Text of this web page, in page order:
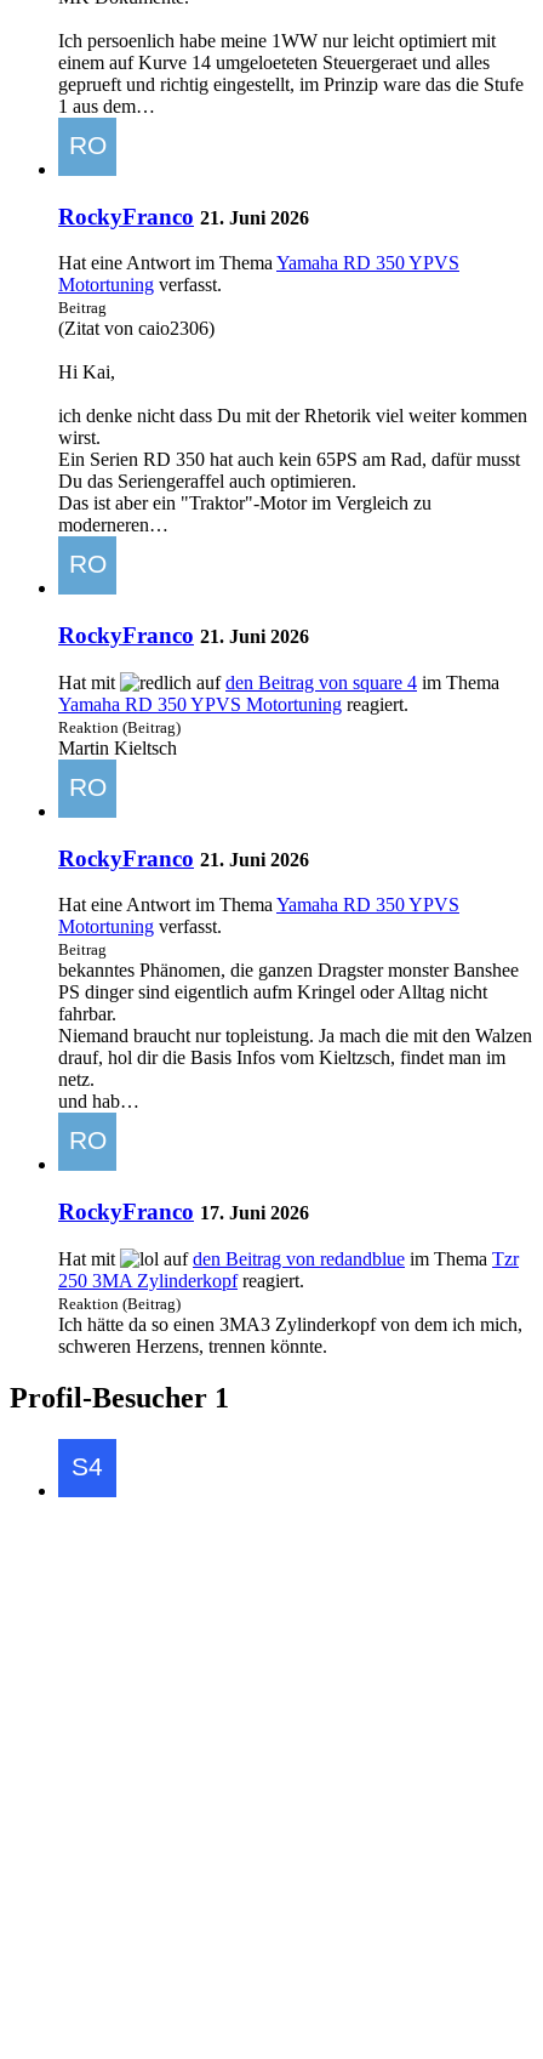
Ich persoenlich habe meine 1WW nur leicht optimiert mit
einem auf Kurve 14 umgeloeteten Steuergeraet und alles
geprueft und richtig eingestellt, im Prinzip ware das die Stufe
1 aus dem…
RockyFranco 21. Juni 2026
Hat eine Antwort im ThemaYamaha RD 350 YPVS
Motortuning verfasst.
Beitrag
(Zitat von caio2306)
Hi Kai,
ich denke nicht dass Du mit der Rhetorik viel weiter kommen
wirst.
Ein Serien RD 350 hat auch kein 65PS am Rad, dafür musst
Du das Seriengeraffel auch optimieren.
Das ist aber ein "Traktor"-Motor im Vergleich zu
moderneren…
RockyFranco 21. Juni 2026
Hat mit aufden Beitrag von square 4 im Thema
Yamaha RD 350 YPVS Motortuning reagiert.
Reaktion (Beitrag)
Martin Kieltsch
RockyFranco 21. Juni 2026
Hat eine Antwort im Thema Yamaha RD 350 YPVS
Motortuning verfasst.
Beitrag
bekanntes Phänomen, die ganzen Dragster monster Banshee
PS dinger sind eigentlich aufm Kringel oder Alltag nicht
fahrbar.
Niemand braucht nur topleistung. Ja mach die mit den Walzen
drauf, hol dir die Basis Infos vom Kieltzsch, findet man im
netz.
und hab…
RockyFranco 17. Juni 2026
Hat mit aufden Beitrag von redandblue im Thema Tzr
250 3MA Zylinderkopfreagiert.
Reaktion (Beitrag)
Ich hätte da so einen 3MA3 Zylinderkopf von dem ich mich,
schweren Herzens, trennen könnte.
Profil-Besucher 1